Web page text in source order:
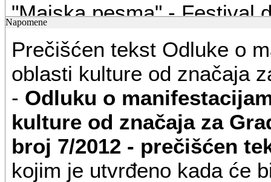
"Majska pesma" - Festival
amaterskog dečijeg
predškolskog i školskog
takmičarski karakter.
Festival je osnovan 1974.
u maju mesecu.
Organizator i realizator
Napomene
Prečišćen tekst Odluke o
oblasti kulture od značaja
- Odluku o
kulture od značaja za
broj 7/2012 - prečišćen
kojim je utvrđeno kada će